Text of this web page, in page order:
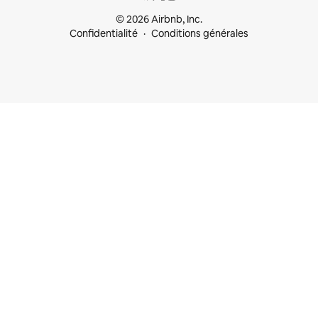
© 2026 Airbnb, Inc.
Confidentialité
Conditions générales